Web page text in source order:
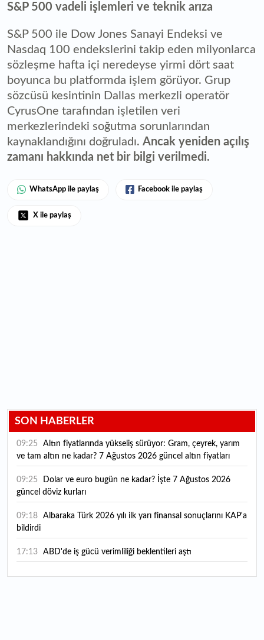
S&P 500 vadeli işlemleri ve teknik arıza
S&P 500 ile Dow Jones Sanayi Endeksi ve
Nasdaq 100 endekslerini takip eden milyonlarca
sözleşme hafta içi neredeyse yirmi dört saat
boyunca bu platformda işlem görüyor. Grup
sözcüsü kesintinin Dallas merkezli operatör
CyrusOne tarafından işletilen veri
merkezlerindeki soğutma sorunlarından
kaynaklandığını doğruladı. Ancak yeniden açılış
zamanı hakkında net bir bilgi verilmedi.
WhatsApp ile paylaş Facebook ile paylaş
X ile paylaş
SON HABERLER
09:25
ve tam altın ne kadar? 7 Ağustos 2026 güncel altın fiyatları
09:25
güncel döviz kurları
09:18
bildirdi
17:13 ABD'de iş gücü verimliliği beklentileri aştı
16:49 "Yüksek katma değerli üretimi destekleyen